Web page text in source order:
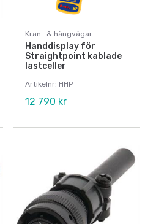
Kran- & hängvågar
Handdisplay för
Straightpoint kablade
lastceller
Artikelnr: HHP
12 790 kr